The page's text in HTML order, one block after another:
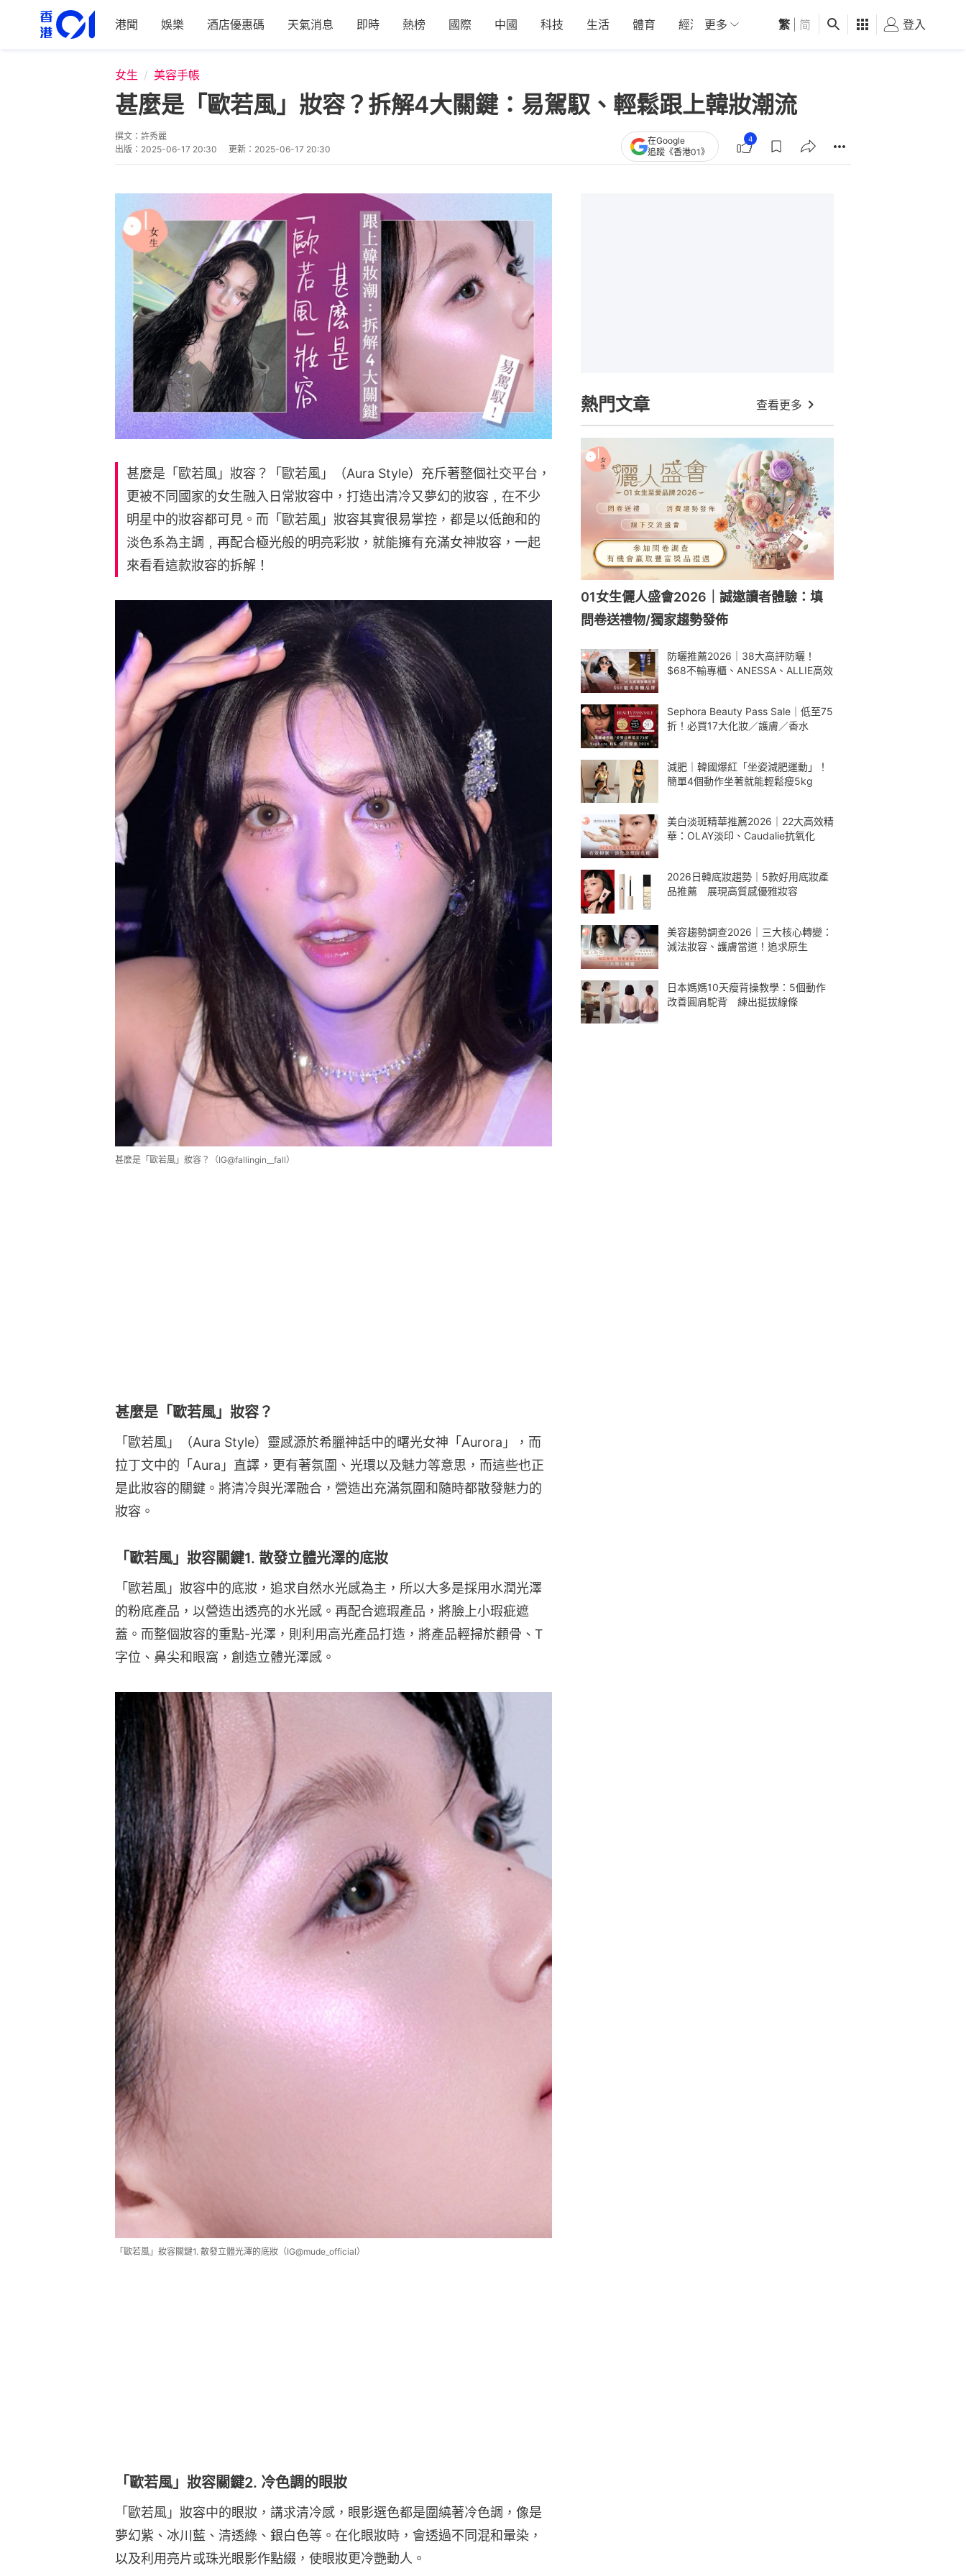
港聞 娛樂 酒店優惠碼 天氣消息 即時 熱榜 國際 中國 科技 生活 體育 經濟 01深圳 觀點 健康 好食玩飛
更多 繁 简 登入
女生 美容手帳
甚麼是「歐若風」妝容？拆解4大關鍵：易駕馭、輕鬆跟上韓妝潮流
撰文： 許秀麗
出版： 2025-06-17 20:30 更新： 2025-06-17 20:30
在Google
追蹤《香港01》
4
甚麼是「歐若風」妝容？「歐若風」（Aura Style）充斥著整個社交平台，
更被不同國家的女生融入日常妝容中，打造出清冷又夢幻的妝容﹐在不少
明星中的妝容都可見。而「歐若風」妝容其實很易掌控，都是以低飽和的
淡色系為主調﹐再配合極光般的明亮彩妝，就能擁有充滿女神妝容，一起
來看看這款妝容的拆解！
甚麼是「歐若風」妝容？（IG@fallingin__fall）
甚麼是「歐若風」妝容？
「歐若風」（Aura Style）靈感源於希臘神話中的曙光女神「Aurora」，而
拉丁文中的「Aura」直譯，更有著氛圍、光環以及魅力等意思，而這些也正
是此妝容的關鍵。將清冷與光澤融合，營造出充滿氛圍和隨時都散發魅力的
妝容。
「歐若風」妝容關鍵1. 散發立體光澤的底妝
「歐若風」妝容中的底妝，追求自然水光感為主，所以大多是採用水潤光澤
的粉底產品，以營造出透亮的水光感。再配合遮瑕產品，將臉上小瑕疵遮
蓋。而整個妝容的重點-光澤，則利用高光產品打造，將產品輕掃於顴骨、T
字位、鼻尖和眼窩，創造立體光澤感。
「歐若風」妝容關鍵1. 散發立體光澤的底妝（IG@mude_official）
「歐若風」妝容關鍵2. 冷色調的眼妝
「歐若風」妝容中的眼妝，講求清冷感，眼影選色都是圍繞著冷色調，像是
夢幻紫、冰川藍、清透綠、銀白色等。在化眼妝時，會透過不同混和暈染，
以及利用亮片或珠光眼影作點綴，使眼妝更冷艷動人。
熱門文章 查看更多
01女生儷人盛會2026｜誠邀讀者體驗：填
問卷送禮物/獨家趨勢發佈
防曬推薦2026｜38大高評防曬！
$68不輸專櫃、ANESSA、ALLIE高效
Sephora Beauty Pass Sale｜低至75
折！必買17大化妝／護膚／香水
減肥｜韓國爆紅「坐姿減肥運動」！
簡單4個動作坐著就能輕鬆瘦5kg
美白淡斑精華推薦2026｜22大高效精
華：OLAY淡印、Caudalie抗氧化
2026日韓底妝趨勢｜5款好用底妝產
品推薦 展現高質感優雅妝容
美容趨勢調查2026｜三大核心轉變：
減法妝容、護膚當道！追求原生
日本媽媽10天瘦背操教學：5個動作
改善圓肩駝背 練出挺拔線條